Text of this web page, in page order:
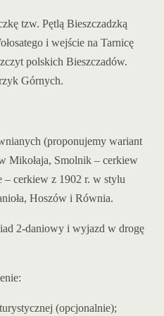
tzw. Pętlą Bieszczadzką
i wejście na Tarnicę
polskich Bieszczadów.
Górnych.
(proponujemy wariant
Mikołaja, Smolnik – cerkiew
– cerkiew z 1902 r. w stylu
Hoszów i Równia.
2-daniowy i wyjazd w drogę
(opcjonalnie);